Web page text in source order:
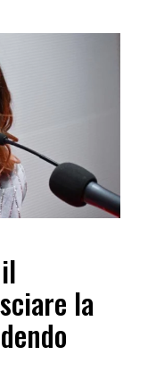
la